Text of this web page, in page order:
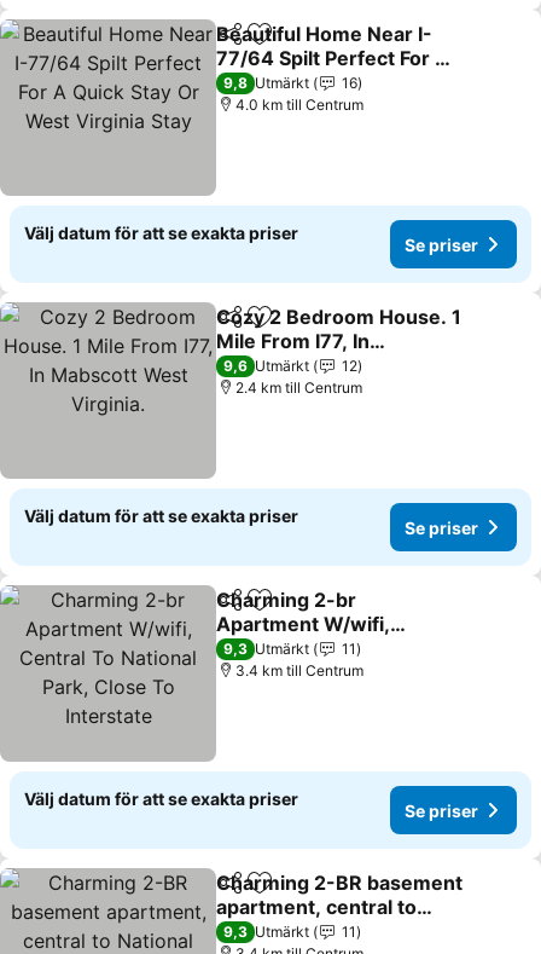
Dela Lägg till i Mina Favoriter
Beautiful Home Near I-
77/64 Spilt Perfect For A
Quick Stay Or West
Virginia Stay
Se priser
9,8 Utmärkt
16
4.0 km till Centrum
Välj datum för att se exakta priser
Se priser
Dela Lägg till i Mina Favoriter
Cozy 2 Bedroom House. 1
Mile From I77, In
Mabscott West Virginia.
Se priser
9,6 Utmärkt
12
2.4 km till Centrum
Välj datum för att se exakta priser
Se priser
Dela Lägg till i Mina Favoriter
Charming 2-br
Apartment W/wifi,
Central To National Park,
Close To Interstate
Se priser
9,3 Utmärkt
11
3.4 km till Centrum
Välj datum för att se exakta priser
Se priser
Dela Lägg till i Mina Favoriter
Charming 2-BR basement
apartment, central to
National Park, close to
Se priser
9,3 Utmärkt
11